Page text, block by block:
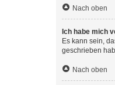
Nach oben
Ich habe mich
Es kann sein,
geschrieben
Nach oben